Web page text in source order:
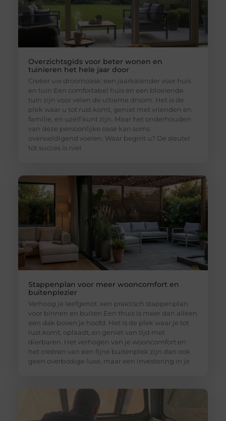
Overzichtsgids voor beter wonen en
tuinieren het hele jaar door
Creëer uw droomoase: een jaarkalender voor huis
en tuin Een comfortabel huis en een bloeiende
tuin zijn voor velen de ultieme droom. Het is de
plek waar u tot rust komt, geniet met vrienden en
familie, en uzelf kunt zijn. Maar het onderhouden
van deze persoonlijke oase kan soms
overweldigend voelen. Waar begint u? De sleutel
tot succes is niet
Stappenplan voor meer wooncomfort en
buitenplezier
Verhoog je leefgenot: een praktisch stappenplan
voor binnen en buiten Een thuis is meer dan alleen
een dak boven je hoofd. Het is de plek waar je tot
rust komt, oplaadt, en geniet van tijd met
dierbaren. Het verhogen van je wooncomfort en
het creëren van een fijne buitenplek zijn dan ook
geen overbodige luxe, maar een investering in je